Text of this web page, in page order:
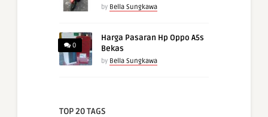
by Bella Sungkawa
0
Harga Pasaran Hp Oppo A5s
Bekas
by Bella Sungkawa
TOP 20 TAGS